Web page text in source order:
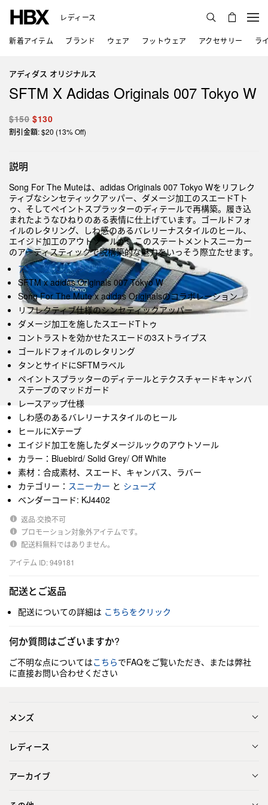
レディース
新着アイテム ブランド ウェア フットウェア アクセサリー ラ
アディダス オリジナルス
SFTM X Adidas Originals 007 Tokyo W
$150 $130
割引金額: $20 (13% Off)
説明
Song For The Muteは、adidas Originals 007 Tokyo Wをリフレク
ティブなシンセティックアッパー、ダメージ加工のスエードTト
ゥ、そしてペイントスプラッターのディテールで再構築。履き込
まれたようなひねりのある表情に仕上げています。ゴールドフォ
イルのレタリング、しわ感のあるバレリーナスタイルのヒール、
エイジド加工のアウトソールが、このステートメントスニーカー
のアーティスティックで脱構築的な魅力をいっそう際立たせます。
アディダス オリジナルス
SFTM x adidas Originals 007 Tokyo W
Song For The Mute x adidas Originalsのコラボレーション
リフレクティブ仕様のシンセティックアッパー
ダメージ加工を施したスエードTトゥ
コントラストを効かせたスエードの3ストライプス
ゴールドフォイルのレタリング
タンとサイドにSFTMラベル
ペイントスプラッターのディテールとテクスチャードキャンバ
ステープのマッドガード
レースアップ仕様
しわ感のあるバレリーナスタイルのヒール
ヒールにXテープ
エイジド加工を施したダメージルックのアウトソール
カラー：Bluebird/ Solid Grey/ Off White
素材：合成素材、スエード、キャンバス、ラバー
カテゴリー： スニーカー と シューズ
ベンダーコード: KJ4402
返品·交換不可
プロモーション対象外アイテムです。
配送料無料ではありません。
アイテム ID: 949181
配送とご返品
配送についての詳細は こちらをクリック
何か質問はございますか?
ご不明な点についてはこちらでFAQをご覧いただき、または弊社
に直接お問い合わせください
メンズ
レディース
アーカイブ